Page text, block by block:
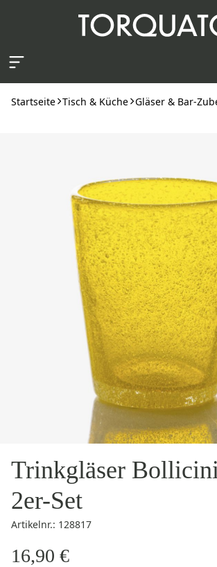
Startseite Tisch & Küche Gläser & Bar-
Trinkgläser
2er-Set
Artikelnr.: 128817
16,90 €